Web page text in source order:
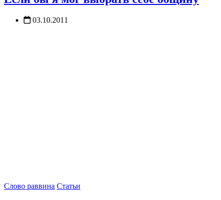
03.10.2011
Слово раввина Статьи